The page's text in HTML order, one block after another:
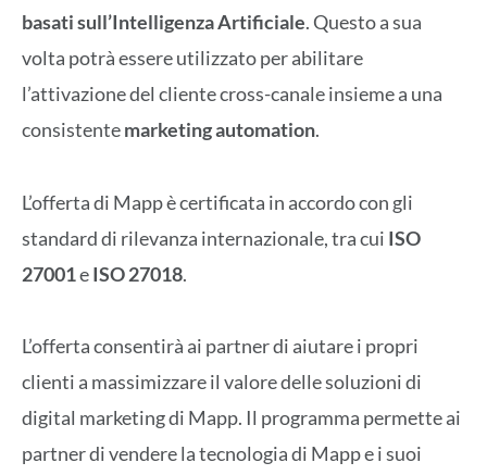
basati sull’Intelligenza Artificiale. Questo a sua
volta potrà essere utilizzato per abilitare
l’attivazione del cliente cross-canale insieme a una
consistentemarketing automation.
L’offerta di Mapp è certificata in accordo con gli
standard di rilevanza internazionale, tra cui ISO
27001eISO 27018.
L’offerta consentirà ai partner di aiutare i propri
clienti a massimizzare il valore delle soluzioni di
digital marketing di Mapp. Il programma permette ai
partner di vendere la tecnologia di Mapp e i suoi